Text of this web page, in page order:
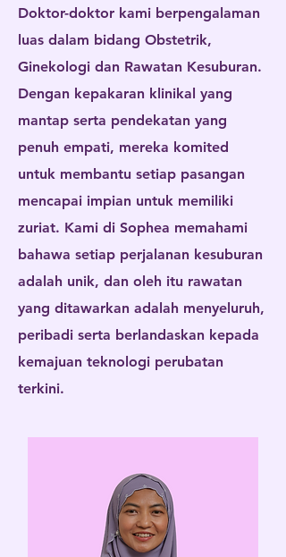
Doktor-doktor kami berpengalaman
luas dalam bidang Obstetrik,
Ginekologi dan Rawatan Kesuburan.
Dengan kepakaran klinikal yang
mantap serta pendekatan yang
penuh empati, mereka komited
untuk membantu setiap pasangan
mencapai impian untuk memiliki
zuriat. Kami di Sophea memahami
bahawa setiap perjalanan kesuburan
adalah unik, dan oleh itu rawatan
yang ditawarkan adalah menyeluruh,
peribadi serta berlandaskan kepada
kemajuan teknologi perubatan
terkini.